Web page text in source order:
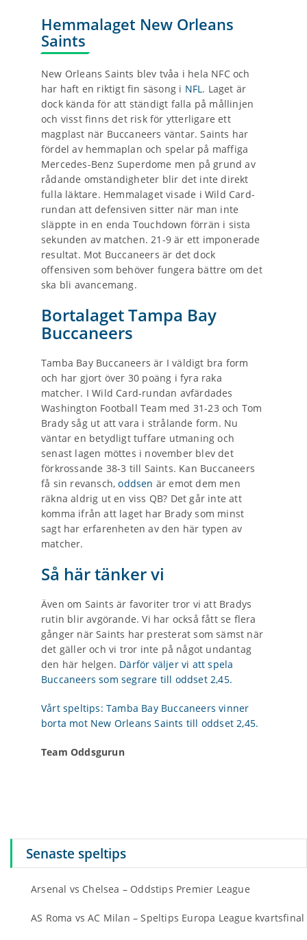
Hemmalaget New Orleans
Saints
New Orleans Saints blev tvåa i hela NFC och
har haft en riktigt fin säsong i NFL. Laget är
dock kända för att ständigt falla på mållinjen
och visst finns det risk för ytterligare ett
magplast när Buccaneers väntar. Saints har
fördel av hemmaplan och spelar på maffiga
Mercedes-Benz Superdome men på grund av
rådande omständigheter blir det inte direkt
fulla läktare. Hemmalaget visade i Wild Card-
rundan att defensiven sitter när man inte
släppte in en enda Touchdown förrän i sista
sekunden av matchen. 21-9 är ett imponerade
resultat. Mot Buccaneers är det dock
offensiven som behöver fungera bättre om det
ska bli avancemang.
Bortalaget Tampa Bay
Buccaneers
Tamba Bay Buccaneers är I väldigt bra form
och har gjort över 30 poäng i fyra raka
matcher. I Wild Card-rundan avfärdades
Washington Football Team med 31-23 och Tom
Brady såg ut att vara i strålande form. Nu
väntar en betydligt tuffare utmaning och
senast lagen möttes i november blev det
förkrossande 38-3 till Saints. Kan Buccaneers
få sin revansch,oddsen är emot dem men
räkna aldrig ut en viss QB? Det går inte att
komma ifrån att laget har Brady som minst
sagt har erfarenheten av den här typen av
matcher.
Så här tänker vi
Även om Saints är favoriter tror vi att Bradys
rutin blir avgörande. Vi har också fått se flera
gånger när Saints har presterat som sämst när
det gäller och vi tror inte på något undantag
den här helgen. Därför väljer vi att spela
Buccaneers som segrare till oddset 2,45.
Vårt speltips: Tamba Bay Buccaneers vinner
borta mot New Orleans Saints till oddset 2,45.
Team Oddsgurun
Senaste speltips
Arsenal vs Chelsea – Oddstips Premier League
AS Roma vs AC Milan – Speltips Europa League kvartsfinal